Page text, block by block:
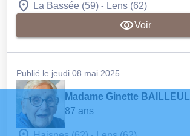
La Bassée (59) - Lens (62)
Voir
Publié le jeudi 08 mai 2025
Madame Ginette BAILLEUL
87 ans